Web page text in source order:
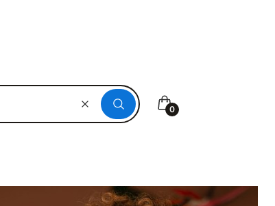
WyczyśćSzukaj
Koszyk